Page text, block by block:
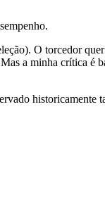
O torcedor
a minha crítica é
historicamente